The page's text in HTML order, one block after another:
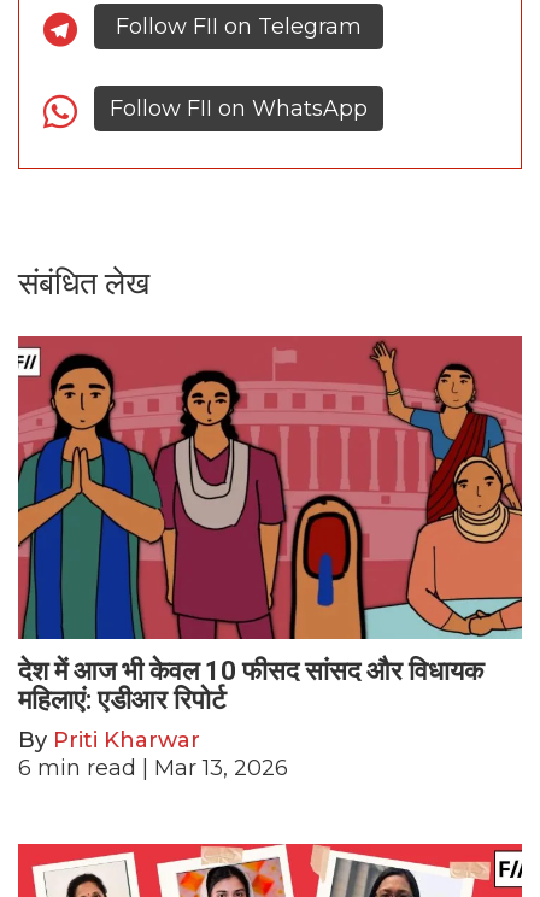
Follow FII on Telegram
Follow FII on WhatsApp
संबंधित लेख
देश में आज भी केवल 10 फीसद सांसद और विधायक
महिलाएं: एडीआर रिपोर्ट
By Priti Kharwar
6 min read | Mar 13, 2026